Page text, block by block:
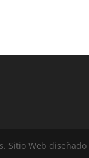
Sitio Web